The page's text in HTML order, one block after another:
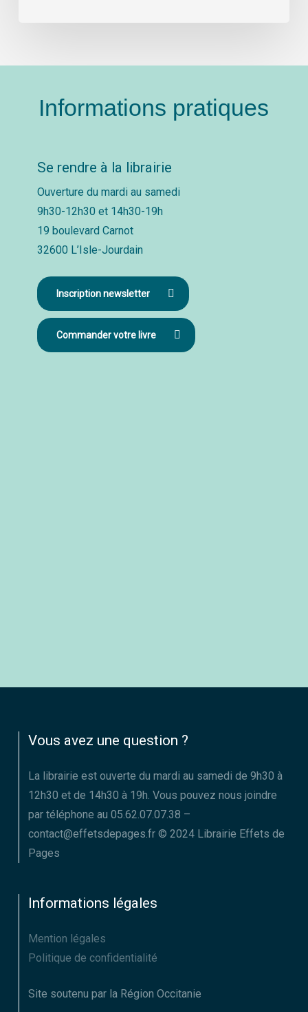
Informations pratiques
Se rendre à la librairie
Ouverture du mardi au samedi
9h30-12h30 et 14h30-19h
19 boulevard Carnot
32600 L’Isle-Jourdain
Inscription newsletter
Commander votre livre
Vous avez une question ?
La librairie est ouverte du mardi au samedi de 9h30 à
12h30 et de 14h30 à 19h. Vous pouvez nous joindre
par téléphone au 05.62.07.07.38 –
contact@effetsdepages.fr © 2024 Librairie Effets de
Pages
Informations légales
Mention légales
Politique de confidentialité
Site soutenu par la Région Occitanie